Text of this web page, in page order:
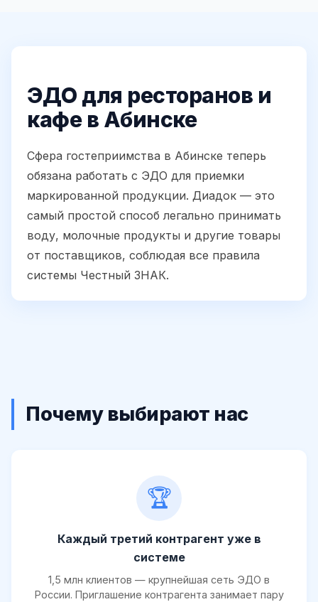
ЭДО для ресторанов и
кафе в Абинске
Сфера гостеприимства в Абинске теперь
обязана работать с ЭДО для приемки
маркированной продукции. Диадок — это
самый простой способ легально принимать
воду, молочные продукты и другие товары
от поставщиков, соблюдая все правила
системы Честный ЗНАК.
Почему выбирают нас
🏆
Каждый третий контрагент уже в
системе
1,5 млн клиентов — крупнейшая сеть ЭДО в
России. Приглашение контрагента занимает пару